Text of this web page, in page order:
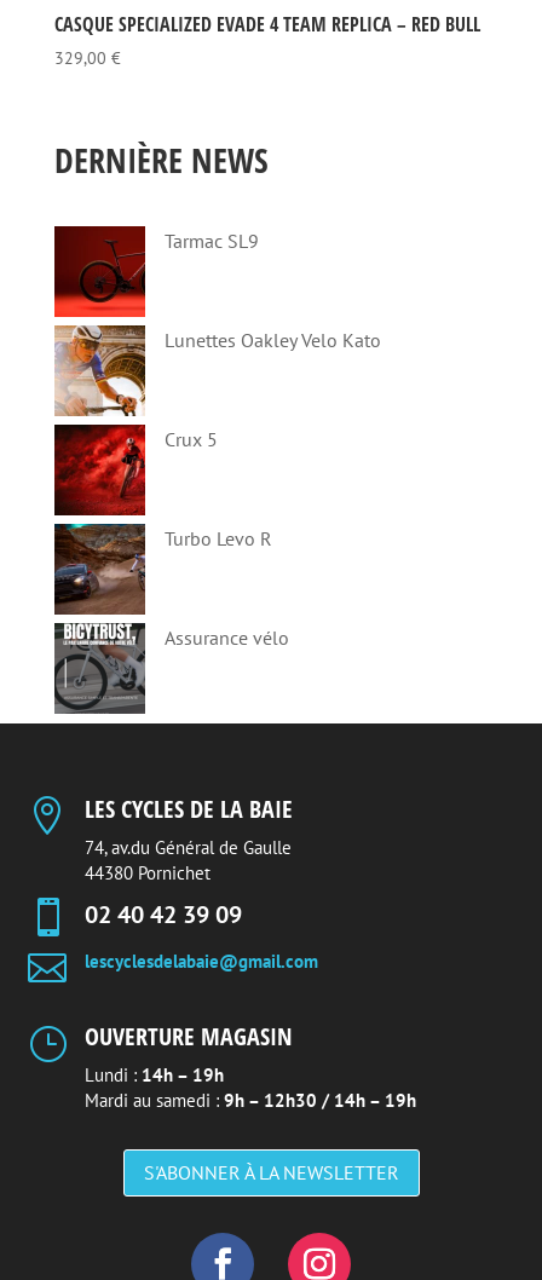
CASQUE SPECIALIZED EVADE 4 TEAM REPLICA – RED BULL
329,00 €
DERNIÈRE NEWS
Tarmac SL9
Lunettes Oakley Velo Kato
Crux 5
Turbo Levo R
Assurance vélo
 LES CYCLES DE LA BAIE
74, av.du Général de Gaulle
44380 Pornichet
 02 40 42 39 09
 lescyclesdelabaie@gmail.com
} OUVERTURE MAGASIN
Lundi : 14h – 19h
Mardi au samedi : 9h – 12h30 / 14h – 19h
S'ABONNER À LA NEWSLETTER